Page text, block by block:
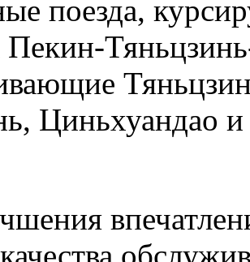
поезда,
Пекин-
Циньхуандао